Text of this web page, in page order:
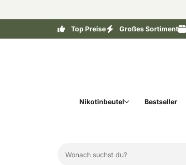
Top Preise Großes Sortiment
Nikotinbeutel Bestseller